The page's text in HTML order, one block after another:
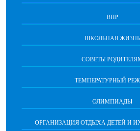
ВПР
ШКОЛЬНАЯ ЖИЗНЬ
СОВЕТЫ
ТЕМПЕРАТУРНЫЙ
ОЛИМПИАДЫ
ОРГАНИЗАЦИЯ ОТДЫХА ДЕТЕЙ И